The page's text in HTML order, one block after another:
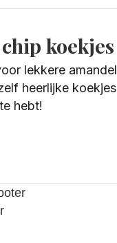
koekjes
lekkere amandel
heerlijke koekjes
hebt!